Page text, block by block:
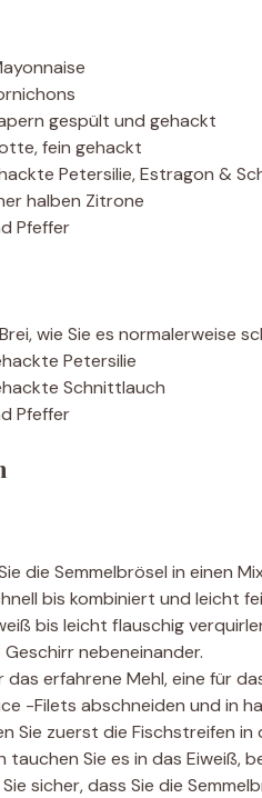
gespült und gehackt
fein gehackt
Petersilie, Estragon &
halben Zitrone
Pfeffer
wie Sie es normalerweise
Petersilie
Schnittlauch
Pfeffer
die Semmelbrösel in einen
bis kombiniert und leicht
bis leicht flauschig
Geschirr nebeneinander.
das erfahrene Mehl, eine für
-Filets abschneiden und in
Sie zuerst die Fischstreifen
tauchen Sie es in das Eiweiß,
sicher, dass Sie die